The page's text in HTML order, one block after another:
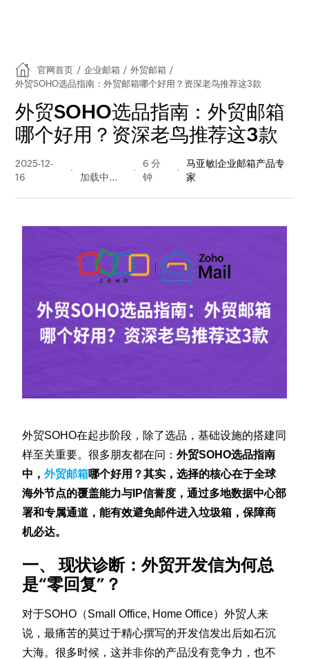
官网首页 / 企业邮箱 / 外贸邮箱 /
外贸SOHO选品指南：外贸邮箱哪个好用？资深老鸟推荐这3款
外贸SOHO选品指南：外贸邮箱
哪个好用？资深老鸟推荐这3款
2025-12-
16
量
6 分
钟
马亚敏|企业邮箱产品专
家
外贸SOHO在起步阶段，除了选品，基础设施的搭建同
样至关重要。很多朋友都在问：外贸SOHO选品指南
中，外贸邮箱哪个好用？其实，选择的核心在于全球
海外节点的覆盖能力与IP信誉度，通过多地数据中心部
署和专属通道，能有效避免邮件进入垃圾箱，保障商
机必达。
一、 现状诊断：外贸开发信为何总
是“零回复”？
对于SOHO（Small Office, Home Office）外贸人来
说，最痛苦的莫过于精心撰写的开发信发出后如石沉
大海。很多时候，这并非你的产品没有竞争力，也不